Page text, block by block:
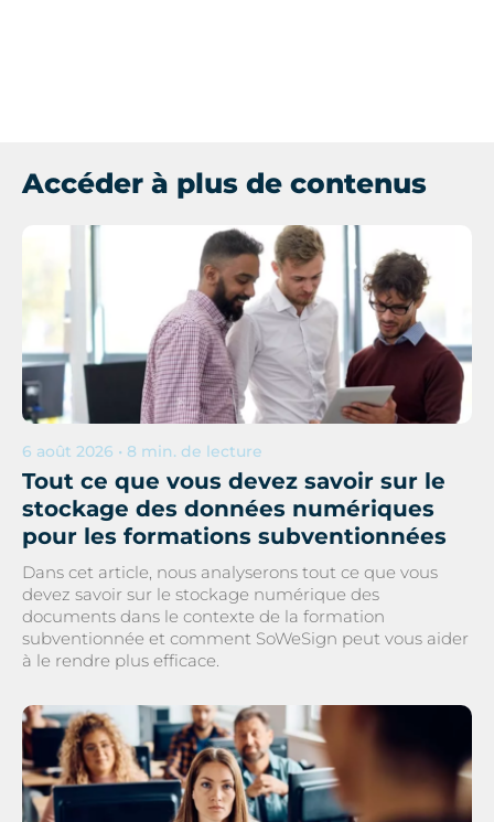
Accéder à plus de contenus
6 août 2026 • 8 min. de lecture
Tout ce que vous devez savoir sur le
stockage des données numériques
pour les formations subventionnées
Dans cet article, nous analyserons tout ce que vous
devez savoir sur le stockage numérique des
documents dans le contexte de la formation
subventionnée et comment SoWeSign peut vous aider
à le rendre plus efficace.